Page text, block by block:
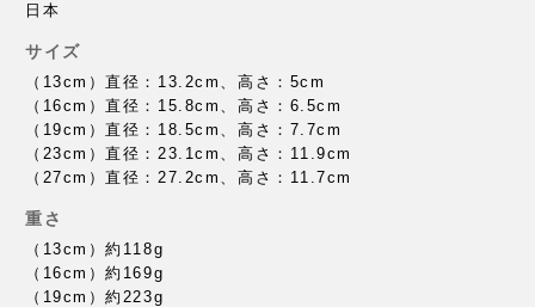
日本
サイズ
（13cm）直径：13.2cm、高さ：5cm
（16cm）直径：15.8cm、高さ：6.5cm
（19cm）直径：18.5cm、高さ：7.7cm
（23cm）直径：23.1cm、高さ：11.9cm
（27cm）直径：27.2cm、高さ：11.7cm
重さ
（13cm）約118g
（16cm）約169g
（19cm）約223g